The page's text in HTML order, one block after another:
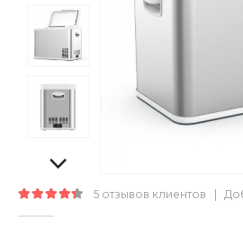
5 отзывов клиентов |